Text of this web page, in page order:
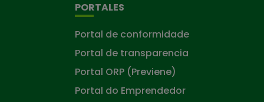
PORTALES
Portal de conformidade
Portal de transparencia
Portal ORP (Previene)
Portal do Emprendedor